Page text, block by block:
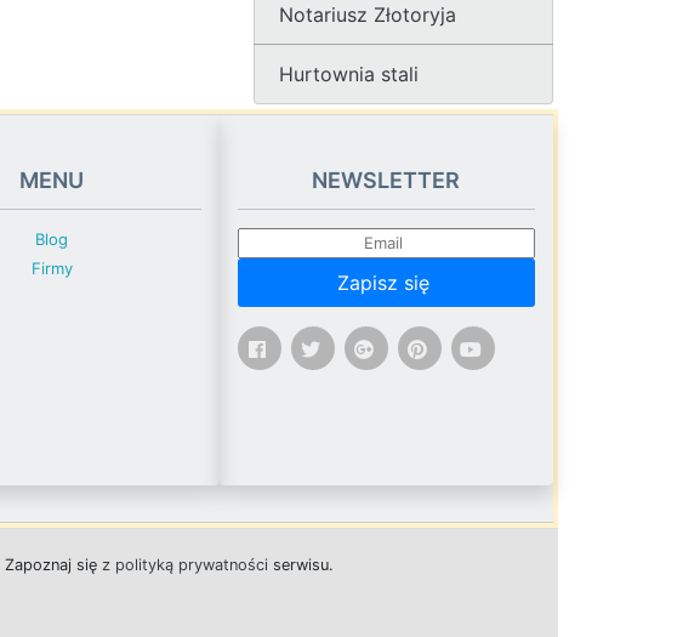
Notariusz Złotoryja
Hurtownia stali
MENU
Blog
Firmy
NEWSLETTER
Zapisz się
Zapoznaj się z polityką prywatności serwisu.